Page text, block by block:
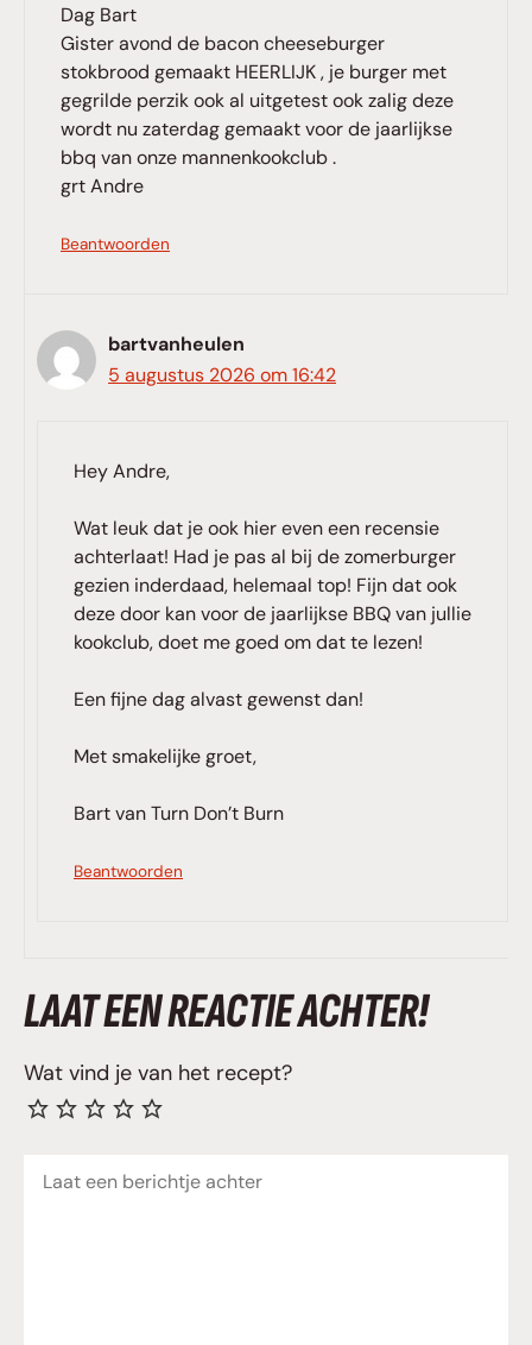
Dag Bart
Gister avond de bacon cheeseburger
stokbrood gemaakt HEERLIJK , je burger met
gegrilde perzik ook al uitgetest ook zalig deze
wordt nu zaterdag gemaakt voor de jaarlijkse
bbq van onze mannenkookclub .
grt Andre
Beantwoorden
bartvanheulen
5 augustus 2026 om 16:42
Hey Andre,
Wat leuk dat je ook hier even een recensie
achterlaat! Had je pas al bij de zomerburger
gezien inderdaad, helemaal top! Fijn dat ook
deze door kan voor de jaarlijkse BBQ van jullie
kookclub, doet me goed om dat te lezen!
Een fijne dag alvast gewenst dan!
Met smakelijke groet,
Bart van Turn Don’t Burn
Beantwoorden
LAAT EEN REACTIE ACHTER!
Wat vind je van het recept?
Reactie